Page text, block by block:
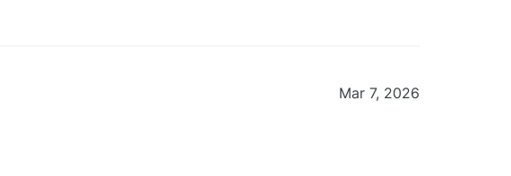
Mar 7, 2026